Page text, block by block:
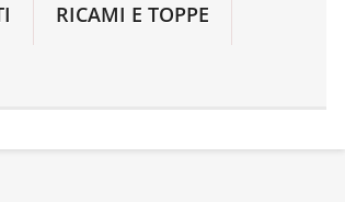
RICAMI E TOPPE